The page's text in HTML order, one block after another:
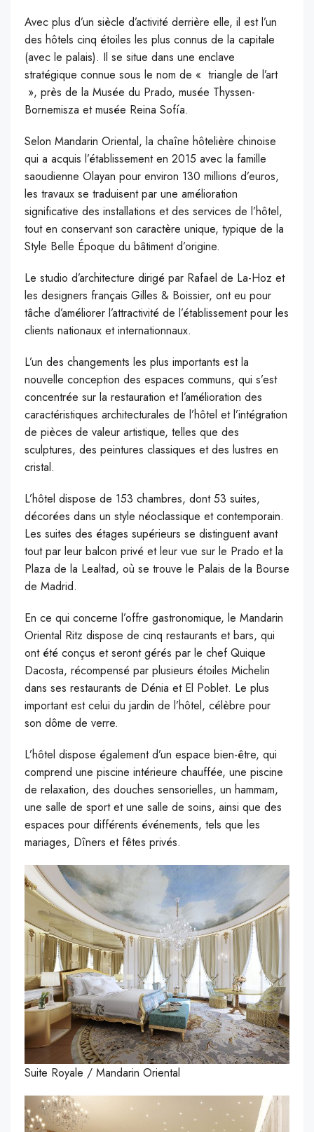
Avec plus d’un siècle d’activité derrière elle, il est l’un
des hôtels cinq étoiles les plus connus de la capitale
(avec le palais). Il se situe dans une enclave
stratégique connue sous le nom de « triangle de l’art
», près de la Musée du Prado, musée Thyssen-
Bornemisza et musée Reina Sofía.
Selon Mandarin Oriental, la chaîne hôtelière chinoise
qui a acquis l’établissement en 2015 avec la famille
saoudienne Olayan pour environ 130 millions d’euros,
les travaux se traduisent par une amélioration
significative des installations et des services de l’hôtel,
tout en conservant son caractère unique, typique de la
Style Belle Époque du bâtiment d’origine.
Le studio d’architecture dirigé par Rafael de La-Hoz et
les designers français Gilles & Boissier, ont eu pour
tâche d’améliorer l’attractivité de l’établissement pour les
clients nationaux et internationnaux.
L’un des changements les plus importants est la
nouvelle conception des espaces communs, qui s’est
concentrée sur la restauration et l’amélioration des
caractéristiques architecturales de l’hôtel et l’intégration
de pièces de valeur artistique, telles que des
sculptures, des peintures classiques et des lustres en
cristal.
L’hôtel dispose de 153 chambres, dont 53 suites,
décorées dans un style néoclassique et contemporain.
Les suites des étages supérieurs se distinguent avant
tout par leur balcon privé et leur vue sur le Prado et la
Plaza de la Lealtad, où se trouve le Palais de la Bourse
de Madrid.
En ce qui concerne l’offre gastronomique, le Mandarin
Oriental Ritz dispose de cinq restaurants et bars, qui
ont été conçus et seront gérés par le chef Quique
Dacosta, récompensé par plusieurs étoiles Michelin
dans ses restaurants de Dénia et El Poblet. Le plus
important est celui du jardin de l’hôtel, célèbre pour
son dôme de verre.
L’hôtel dispose également d’un espace bien-être, qui
comprend une piscine intérieure chauffée, une piscine
de relaxation, des douches sensorielles, un hammam,
une salle de sport et une salle de soins, ainsi que des
espaces pour différents événements, tels que les
mariages, Dîners et fêtes privés.
Suite Royale / Mandarin Oriental